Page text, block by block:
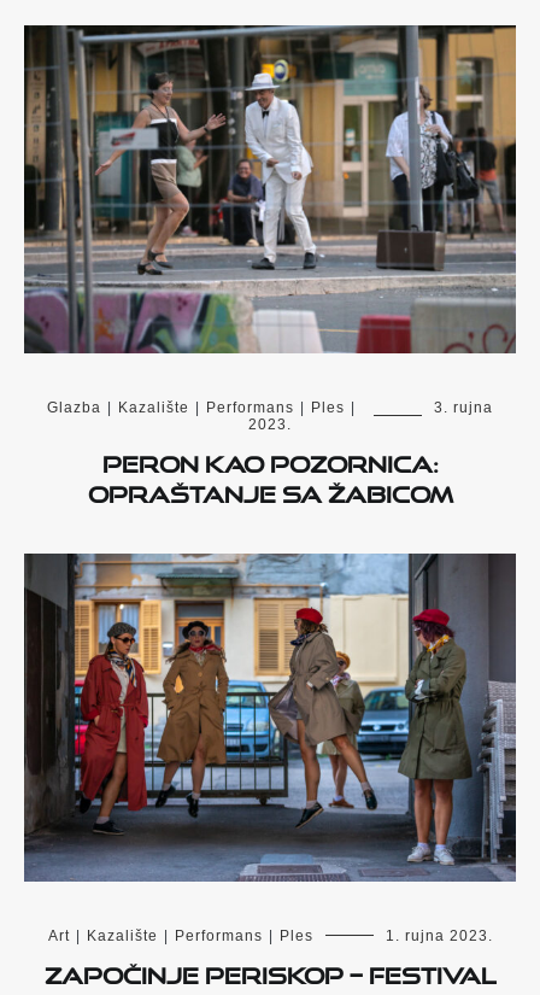
Glazba | Kazalište | Performans | Ples |
3. rujna
2023.
Peron kao pozornica:
opraštanje sa Žabicom
Art | Kazalište | Performans | Ples 1. rujna 2023.
Započinje PERISKOP – Festival